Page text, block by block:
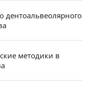
дентоальвеолярного
методики в